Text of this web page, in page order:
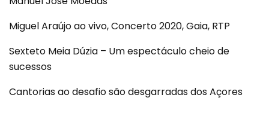
Miguel Araújo ao vivo, Concerto 2020, Gaia, RTP
Sexteto Meia Dúzia – Um espectáculo cheio de
sucessos
Cantorias ao desafio são desgarradas dos Açores